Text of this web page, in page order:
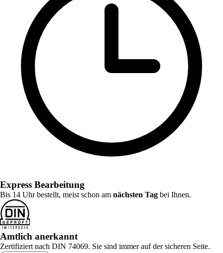
Express Bearbeitung
Bis 14 Uhr bestellt, meist schon am nächsten Tag bei Ihnen.
Amtlich anerkannt
Zertifiziert nach DIN 74069. Sie sind immer auf der sicheren Seite.